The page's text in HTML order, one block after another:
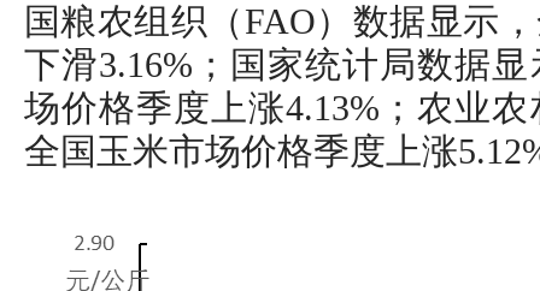
国粮农组织（FAO）数据显示
下滑3.16%；国家统计局数据
场价格季度上涨4.13%；农业
全国玉米市场价格季度上涨